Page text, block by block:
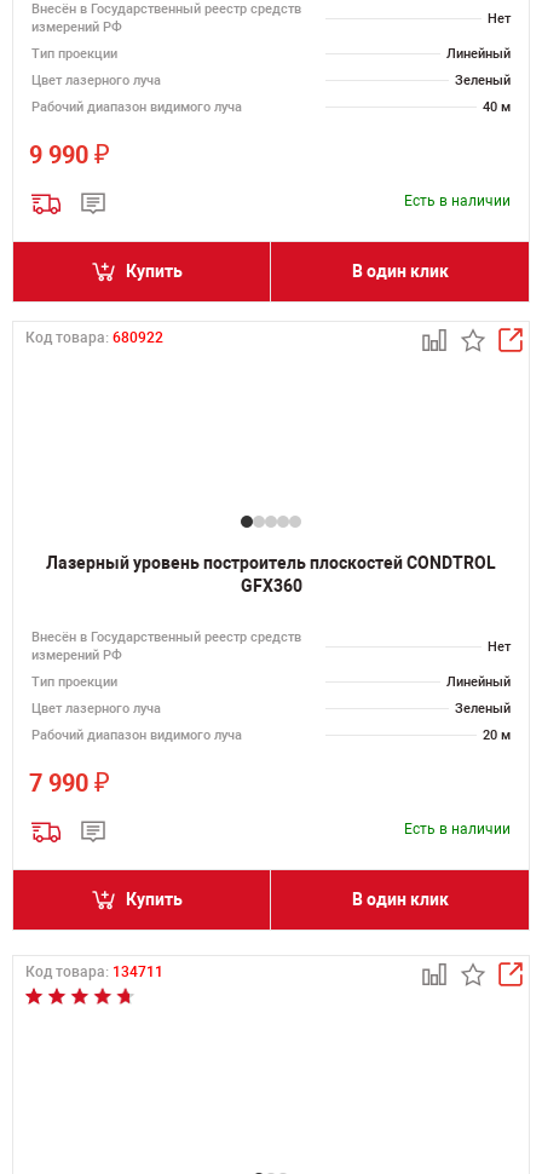
Внесён в Государственный реестр средств
измерений РФ
Нет
Тип проекции
Линейный
Цвет лазерного луча
Зеленый
Рабочий диапазон видимого луча
40 м
9 990 ₽
Есть в наличии
Купить В один клик
Код товара: 680922
Лазерный уровень построитель плоскостей CONDTROL
GFX360
Внесён в Государственный реестр средств
измерений РФ
Нет
Тип проекции
Линейный
Цвет лазерного луча
Зеленый
Рабочий диапазон видимого луча
20 м
7 990 ₽
Есть в наличии
Купить В один клик
Код товара: 134711